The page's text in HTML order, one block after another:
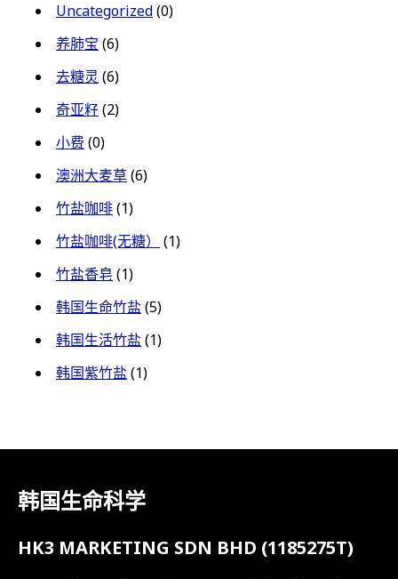
Uncategorized(0)
养肺宝 (6)
去糖灵(6)
奇亚籽(2)
小费 (0)
澳洲大麦草(6)
竹盐咖啡(1)
竹盐咖啡(无糖）
(1)
竹盐香皂 (1)
韩国生命竹盐(5)
韩国生活竹盐(1)
韩国紫竹盐(1)
韩国生命科学
HK3 MARKETING SDN BHD (1185275T)